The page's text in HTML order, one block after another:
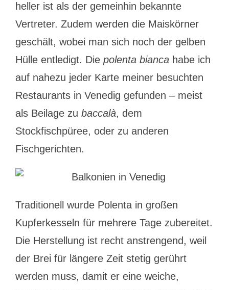
heller ist als der gemeinhin bekannte
Vertreter. Zudem werden die Maiskörner
geschält, wobei man sich noch der gelben
Hülle entledigt. Die polenta biancahabe ich
auf nahezu jeder Karte meiner besuchten
Restaurants in Venedig gefunden – meist
als Beilage zu baccalà, dem
Stockfischpüree, oder zu anderen
Fischgerichten.
Traditionell wurde Polenta in großen
Kupferkesseln für mehrere Tage zubereitet.
Die Herstellung ist recht anstrengend, weil
der Brei für längere Zeit stetig gerührt
werden muss, damit er eine weiche,